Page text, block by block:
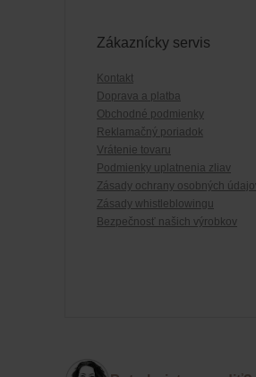
Zákaznícky servis
Kontakt
Doprava a platba
Obchodné podmienky
Reklamačný poriadok
Vrátenie tovaru
Podmienky uplatnenia zliav
Zásady ochrany osobných
Zásady whistleblowingu
Bezpečnosť našich výrobkov